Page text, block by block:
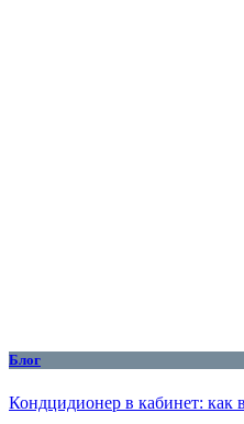
Блог
Кондцидионер в кабинет: как